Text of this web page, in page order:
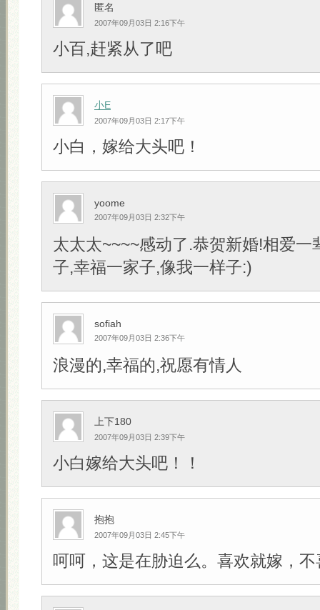
匿名
2007年09月03日 2:16下午
小百,赶紧从了吧
小E
2007年09月03日 2:17下午
小白，嫁给大头吧！
yoome
2007年09月03日 2:32下午
太太太~~~~感动了.恭贺新婚!相爱一
子,幸福一家子,像我一样子:)
sofiah
2007年09月03日 2:36下午
浪漫的,幸福的,祝愿有情人
上下180
2007年09月03日 2:39下午
小白嫁给大头吧！！
抱抱
2007年09月03日 2:45下午
呵呵，这是在胁迫么。喜欢就嫁，